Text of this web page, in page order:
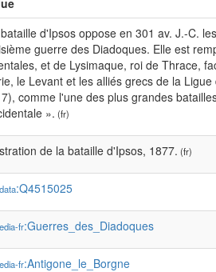
d'Ipsos oppose en 301 av. J.-C.
guerre des Diadoques. Elle est
et de Lysimaque, roi de Thrace,
le Levant et les alliés grecs de la
comme l'une des plus grandes
». (fr)
de la bataille d'Ipsos, 1877. (fr)
:Q4515025
fr:Guerres_des_Diadoques
fr:Antigone_le_Borgne